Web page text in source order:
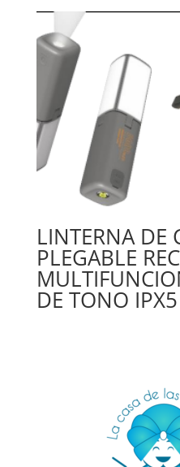
LINTERNA DE
PLEGABLE
DE TONO